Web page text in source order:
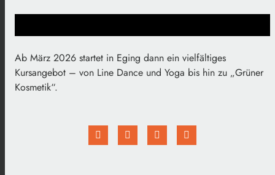
Ab März 2026 startet in Eging dann ein vielfältiges
Kursangebot – von Line Dance und Yoga bis hin zu „Grüner
Kosmetik“.